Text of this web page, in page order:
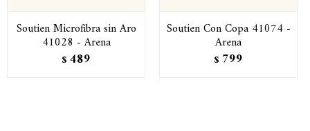
Soutien Microfibra sin Aro
41028 - Arena
$ 489
Soutien Con Copa 41074 -
Arena
$ 799